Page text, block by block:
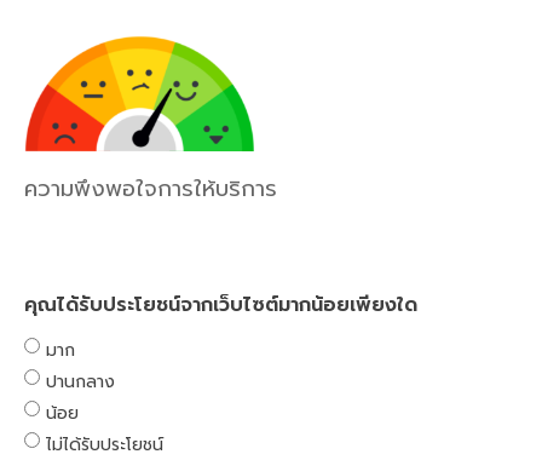
ความพึงพอใจการให้บริการ
คุณได้รับประโยชน์จากเว็บไซต์มากน้อยเพียงใด
มาก
ปานกลาง
น้อย
ไม่ได้รับประโยชน์